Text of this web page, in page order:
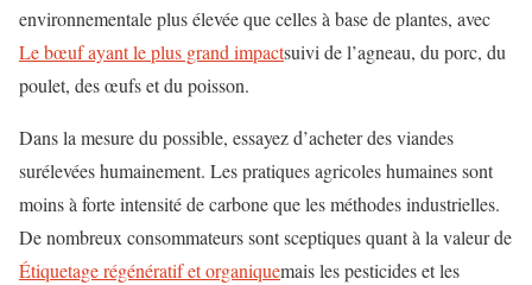
environnementale plus élevée que celles à base de plantes, avec
Le bœuf ayant le plus grand impactsuivi de l’agneau, du porc, du
poulet, des œufs et du poisson.
Dans la mesure du possible, essayez d’acheter des viandes
surélevées humainement. Les pratiques agricoles humaines sont
moins à forte intensité de carbone que les méthodes industrielles.
De nombreux consommateurs sont sceptiques quant à la valeur de
Étiquetage régénératif et organiquemais les pesticides et les